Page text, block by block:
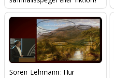
Sören Lehmann: Hur